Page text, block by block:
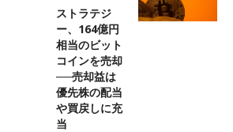
ストラテジ
ー、164億円
相当のビット
コインを売却
──売却益は
優先株の配当
や買戻しに充
当